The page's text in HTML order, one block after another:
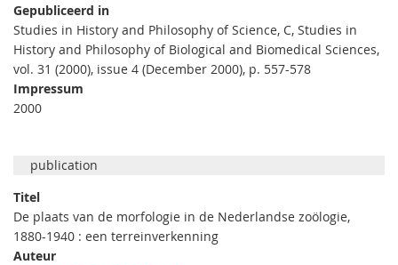
Gepubliceerd in
Studies in History and Philosophy of Science, C, Studies in
History and Philosophy of Biological and Biomedical Sciences,
vol. 31 (2000), issue 4 (December 2000), p. 557-578
Impressum
2000
publication
Titel
De plaats van de morfologie in de Nederlandse zoölogie,
1880-1940 : een terreinverkenning
Auteur